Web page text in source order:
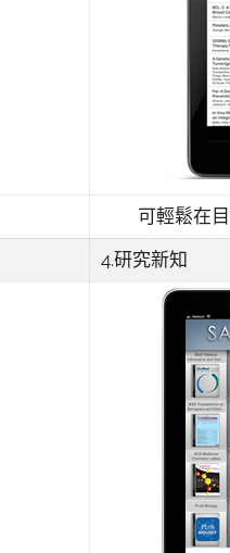
可輕鬆在
4.研究新知